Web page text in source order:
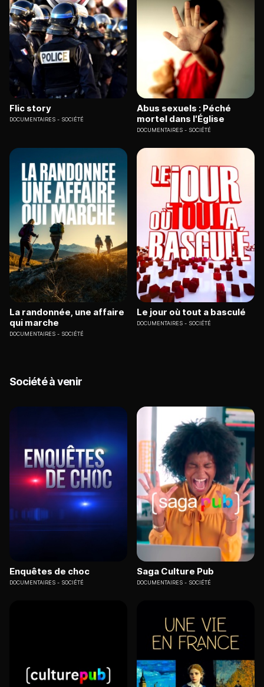
Flic story
DOCUMENTAIRES SOCIÉTÉ
Abus sexuels : Péché
mortel dans l'Église
DOCUMENTAIRES SOCIÉTÉ
La randonnée, une affaire
qui marche
DOCUMENTAIRES SOCIÉTÉ
Le jour où tout a basculé
DOCUMENTAIRES SOCIÉTÉ
Société à venir
Enquêtes de choc
DOCUMENTAIRES SOCIÉTÉ
Saga Culture Pub
DOCUMENTAIRES SOCIÉTÉ